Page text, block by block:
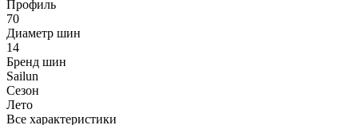
Профиль
70
Диаметр шин
14
Бренд шин
Sailun
Сезон
Лето
Все характеристики